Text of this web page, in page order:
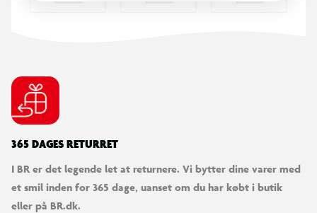
365 DAGES RETURRET
I BR er det legende let at returnere. Vi bytter dine varer med
et smil inden for 365 dage, uanset om du har købt i butik
eller på BR.dk.